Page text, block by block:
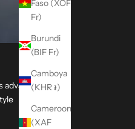
Faso (XOF
Fr)
Burundi
(BIF Fr)
Camboya
(KHR ៛)
Cameroon
(XAF
advanced